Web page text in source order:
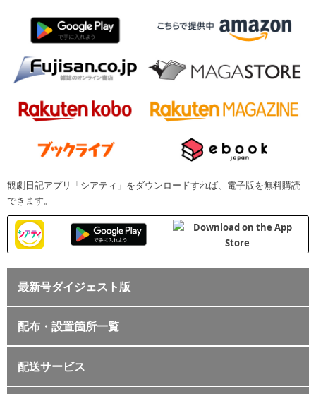
観劇日記アプリ「シアティ」をダウンロードすれば、電子版を無料購読
できます。
最新号ダイジェスト版
配布・設置箇所一覧
配送サービス